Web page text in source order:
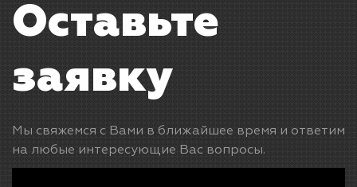
Оставьте
заявку
Мы свяжемся с Вами в ближайшее время и ответим
на любые интересующие Вас вопросы.